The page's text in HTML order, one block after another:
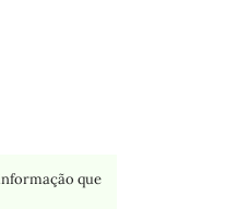
que